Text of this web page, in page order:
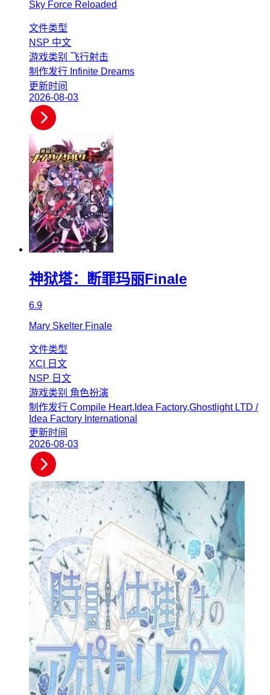
Sky Force Reloaded
文件类型
NSP 中文
游戏类别 飞行射击
制作发行 Infinite Dreams
更新时间
2026-08-03
神狱塔：断罪玛丽Finale
6.9
Mary Skelter Finale
文件类型
XCI
日文
NSP 日文
游戏类别 角色扮演
制作发行 Compile Heart,Idea Factory,Ghostlight LTD /
Idea Factory International
更新时间
2026-08-03